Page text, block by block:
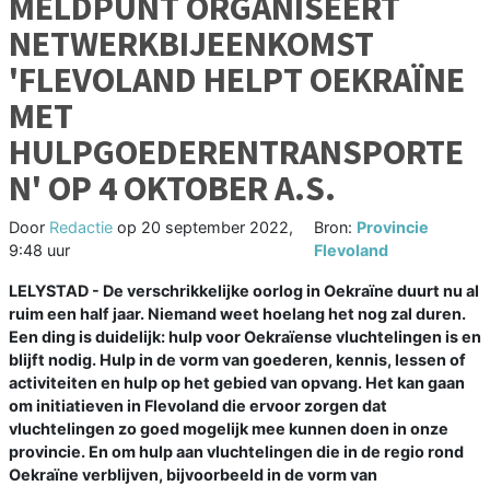
NETWERKBIJEENKOMST
'FLEVOLAND HELPT OEKRAÏNE
MET
HULPGOEDERENTRANSPORTE
N' OP 4 OKTOBER A.S.
Door Redactie op 20 september 2022,
9:48 uur
Bron: Provincie
Flevoland
LELYSTAD - De verschrikkelijke oorlog in Oekraïne duurt nu al
ruim een half jaar. Niemand weet hoelang het nog zal duren.
Een ding is duidelijk: hulp voor Oekraïense vluchtelingen is en
blijft nodig. Hulp in de vorm van goederen, kennis, lessen of
activiteiten en hulp op het gebied van opvang. Het kan gaan
om initiatieven in Flevoland die ervoor zorgen dat
vluchtelingen zo goed mogelijk mee kunnen doen in onze
provincie. En om hulp aan vluchtelingen die in de regio rond
Oekraïne verblijven, bijvoorbeeld in de vorm van